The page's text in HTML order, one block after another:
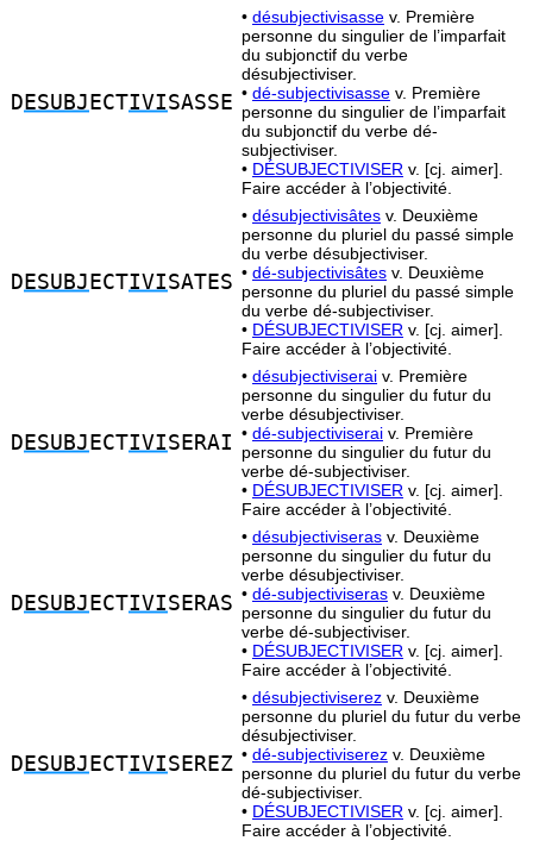
D ESUBJ ECTIVISASSE
• désubjectivisasse v. Première
personne du singulier de l’imparfait
du subjonctif du verbe
désubjectiviser.
• dé-subjectivisasse v. Première
personne du singulier de l’imparfait
du subjonctif du verbe dé-
subjectiviser.
• DÉSUBJECTIVISER v. [cj. aimer].
Faire accéder à l’objectivité.
D ESUBJ ECTIVISATES
• désubjectivisâtes v. Deuxième
personne du pluriel du passé simple
du verbe désubjectiviser.
• dé-subjectivisâtes v. Deuxième
personne du pluriel du passé simple
du verbe dé-subjectiviser.
• DÉSUBJECTIVISER v. [cj. aimer].
Faire accéder à l’objectivité.
D ESUBJ ECTIVISERAI
• désubjectiviserai v. Première
personne du singulier du futur du
verbe désubjectiviser.
• dé-subjectiviserai v. Première
personne du singulier du futur du
verbe dé-subjectiviser.
• DÉSUBJECTIVISER v. [cj. aimer].
Faire accéder à l’objectivité.
D ESUBJ ECTIVISERAS
• désubjectiviseras v. Deuxième
personne du singulier du futur du
verbe désubjectiviser.
• dé-subjectiviseras v. Deuxième
personne du singulier du futur du
verbe dé-subjectiviser.
• DÉSUBJECTIVISER v. [cj. aimer].
Faire accéder à l’objectivité.
D ESUBJ ECTIVISEREZ
• désubjectiviserez v. Deuxième
personne du pluriel du futur du verbe
désubjectiviser.
• dé-subjectiviserez v. Deuxième
personne du pluriel du futur du verbe
dé-subjectiviser.
• DÉSUBJECTIVISER v. [cj. aimer].
Faire accéder à l’objectivité.